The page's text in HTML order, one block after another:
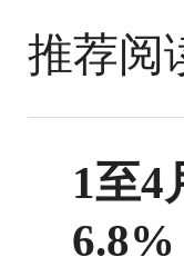
推荐阅
1至4
6.8%